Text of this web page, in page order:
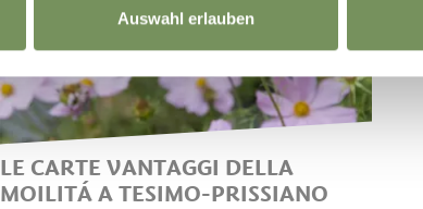
Auswahl erlauben
LE CARTE VANTAGGI DELLA
MOILITÁ A TESIMO-PRISSIANO